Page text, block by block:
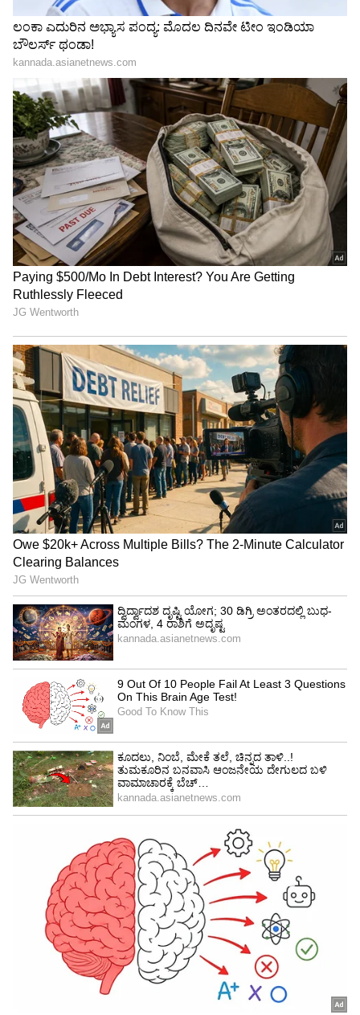
ಮೀನ ರಾಶಿಯವರಿಗೆ ಮಂಗಳ ಎರಡನೇ ಮತ್ತು ಅದೃಷ್ಟದ
ಸ್ಥಾನದ ಅಧಿಪತಿ. ಜುಲೈ 1 ರಂದು, ಮಂಗಳನ ಸಂಕ್ರಮಣವು
ಮೀನ ರಾಶಿಯ ಆರನೇ ಮನೆಯಲ್ಲಿ ಅಂದರೆ ಶತ್ರು ಮನೆಯಲ್ಲಿ
ನಡೆಯುತ್ತದೆ. ಇಲ್ಲಿ ಮಂಗಳ ಸಂಕ್ರಮಣವು ಬಹಳ ಶುಭ
ಫಲಗಳನ್ನು ನೀಡುತ್ತದೆ. ಇದರ ಪರಿಣಾಮದಿಂದ ನೀವು
ಉದ್ಯೋಗದಲ್ಲಿ ಬಯಸಿದ ಬಡ್ತಿಯನ್ನು ಪಡೆಯಬಹುದು.
ಶತ್ರುಗಳ ಮೇಲೆ ಜಯ ಸಾಧಿಸುವಿರಿ. ಮಂಗಳ ಗ್ರಹವು
ಅದೃಷ್ಟದ ಸ್ಥಾನಕ್ಕೆ ಹೋಗುವುದರಿಂದ ನಿಮಗೆ ಅದೃಷ್ಟದ
ಬೆಂಬಲ ಸಿಗುತ್ತದೆ. ಈ ಸಮಯದಲ್ಲಿ ಮೀನ ರಾಶಿಯವರಿಗೆ
ವಿದೇಶಕ್ಕೆ ಹೋಗುವ ಅವಕಾಶ ದೊರೆಯುತ್ತದೆ. ಕೆಲಸದ
ನಿಮಿತ್ತ ಪ್ರಯಾಣ ಮಾಡಬೇಕಾಗಬಹುದು. ಈ ಪ್ರವಾಸಗಳು
ಭವಿಷ್ಯದಲ್ಲಿ ಹೆಚ್ಚು ಪ್ರಯೋಜನಕಾರಿಯಾಗುತ್ತವೆ. ನಿಮ್ಮ
ಆತ್ಮವಿಶ್ವಾಸವನ್ನು ಹೆಚ್ಚಿಸುತ್ತದೆ. ನಿಮ್ಮ ಧೈರ್ಯ ಮತ್ತು ಶಕ್ತಿ
ಹೆಚ್ಚಾಗುತ್ತದೆ, ಇದರಿಂದ ನೀವು ಸಮಾಜದಲ್ಲಿ ಗೌರವವನ್ನು